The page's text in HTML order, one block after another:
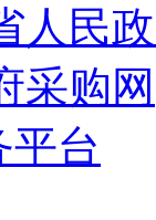
人民
采购网
平台